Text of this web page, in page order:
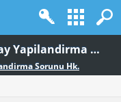
Office 365 Icin IIS ile SMTP Relay Yapilandirma Sorunu Hk.
Sorunu Hk.